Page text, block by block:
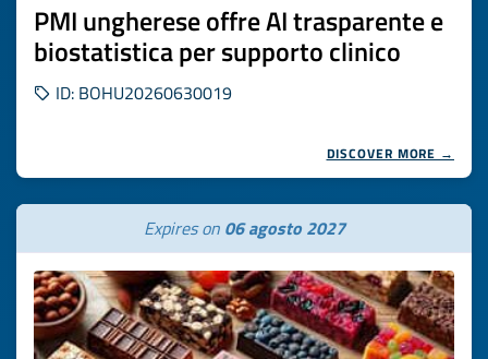
PMI ungherese offre AI trasparente e
biostatistica per supporto clinico
ID: BOHU20260630019
DISCOVER MORE →
Expires on 06 agosto 2027